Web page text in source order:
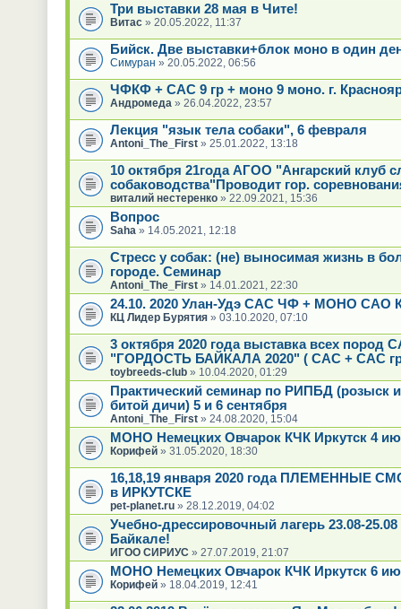
Три выставки 28 мая в Чите!
Витас» 20.05.2022, 11:37
Бийск. Две выставки+блок моно в один
Симуран » 20.05.2022, 06:56
ЧФКФ + САС 9 гр + моно 9 моно. г.
Андромеда » 26.04.2022, 23:57
Лекция "язык тела собаки", 6 февраля
Antoni_The_First» 25.01.2022, 13:18
10 октября 21года АГОО "Ангарский клуб
собаководства"Проводит гор.
виталий нестеренко» 22.09.2021, 15:36
Вопрос
Saha » 14.05.2021, 12:18
Стресс у собак: (не) выносимая жизнь в
городе. Семинар
Antoni_The_First» 14.01.2021, 22:30
24.10. 2020 Улан-Удэ САС ЧФ + МОНО САО
КЦ Лидер Бурятия» 03.10.2020, 07:10
3 октября 2020 года выставка всех пород
"ГОРДОСТЬ БАЙКАЛА 2020" ( САС + CAC
toybreeds-club» 10.04.2020, 01:29
Практический семинар по РИПБД (розыск
битой дичи) 5 и 6 сентября
Antoni_The_First» 24.08.2020, 15:04
МОНО Немецких Овчарок КЧК Иркутск 4
Корифей» 31.05.2020, 18:30
16,18,19 января 2020 года ПЛЕМЕННЫЕ
в ИРКУТСКЕ
pet-planet.ru» 28.12.2019, 04:02
Учебно-дрессировочный лагерь 23.08-25.08
Байкале!
ИГОО СИРИУС » 27.07.2019, 21:07
МОНО Немецких Овчарок КЧК Иркутск 6
Корифей» 18.04.2019, 12:41